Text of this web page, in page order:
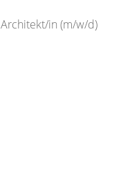
Architekt/in (m/w/d)